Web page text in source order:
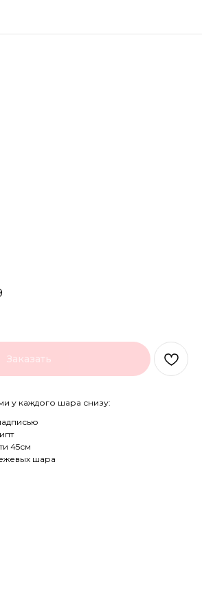
Заказать
у каждого шара снизу:
45см
шара